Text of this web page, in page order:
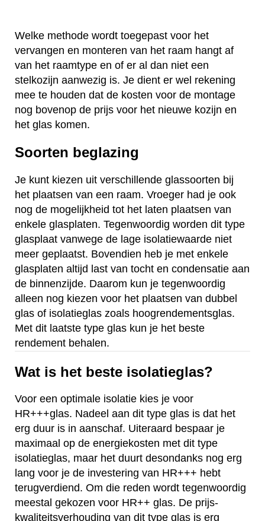
Welke methode wordt toegepast voor het
vervangen en monteren van het raam hangt af
van het raamtype en of er al dan niet een
stelkozijn aanwezig is. Je dient er wel rekening
mee te houden dat de kosten voor de montage
nog bovenop de prijs voor het nieuwe kozijn en
het glas komen.
Soorten beglazing
Je kunt kiezen uit verschillende glassoorten bij
het plaatsen van een raam. Vroeger had je ook
nog de mogelijkheid tot het laten plaatsen van
enkele glasplaten. Tegenwoordig worden dit type
glasplaat vanwege de lage isolatiewaarde niet
meer geplaatst. Bovendien heb je met enkele
glasplaten altijd last van tocht en condensatie aan
de binnenzijde. Daarom kun je tegenwoordig
alleen nog kiezen voor het plaatsen van dubbel
glas of isolatieglas zoals hoogrendementsglas.
Met dit laatste type glas kun je het beste
rendement behalen.
Wat is het beste isolatieglas?
Voor een optimale isolatie kies je voor
HR+++glas. Nadeel aan dit type glas is dat het
erg duur is in aanschaf. Uiteraard bespaar je
maximaal op de energiekosten met dit type
isolatieglas, maar het duurt desondanks nog erg
lang voor je de investering van HR+++ hebt
terugverdiend. Om die reden wordt tegenwoordig
meestal gekozen voor HR++ glas. De prijs-
kwaliteitsverhouding van dit type glas is erg